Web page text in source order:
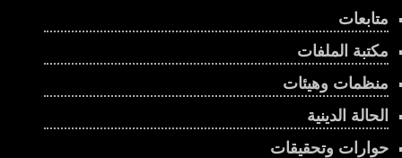
متابعات
مكتبة الملفات
منظمات وهيئات
الحالة الدينية
حوارات وتحقيقات